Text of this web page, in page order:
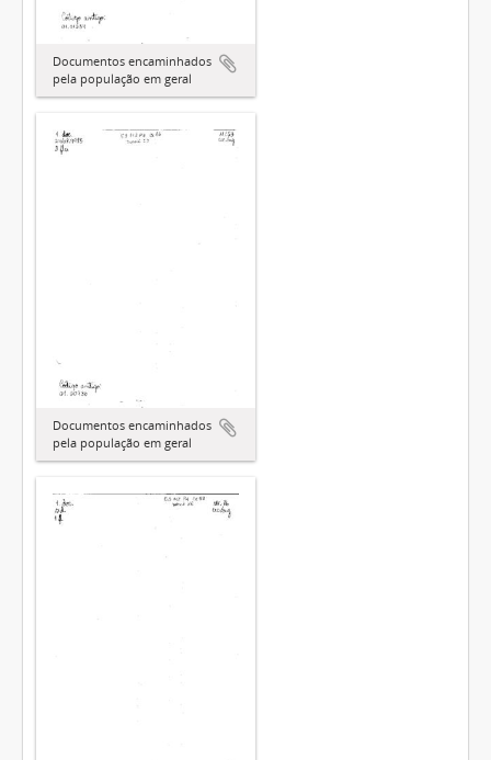
Documentos encaminhados
pela população em geral
Documentos encaminhados
pela população em geral